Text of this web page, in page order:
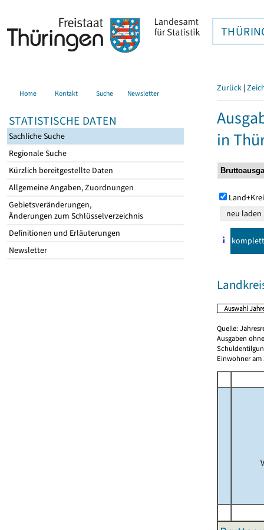
Home Kontakt Suche Newsletter
STATISTISCHE DATEN
Sachliche Suche
Regionale Suche
Kürzlich bereitgestellte Daten
Allgemeine Angaben, Zuordnungen
Gebietsveränderungen,
Änderungen zum Schlüsselverzeichnis
Definitionen und Erläuterungen
Newsletter
Zurück |
in
komplett
Quelle:
Ausgaben
Einwohner am